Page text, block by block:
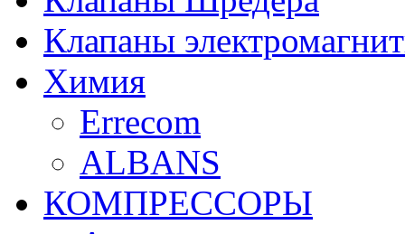
Клапаны
Химия
Errecom
ALBANS
КОМПРЕССОРЫ